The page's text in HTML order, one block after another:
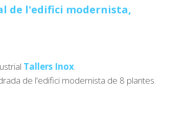
de l'edifici modernista,
Tallers Inox.
de l'edifici modernista de 8 plantes.